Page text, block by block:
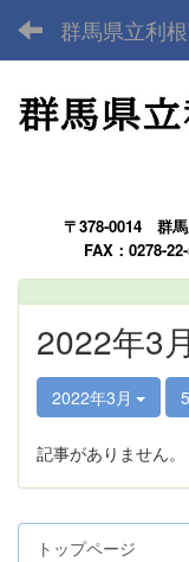
群馬県立利
〒378-0014 群
FAX：0278-
2022年3
2022年3月
記事がありません。
トップページ